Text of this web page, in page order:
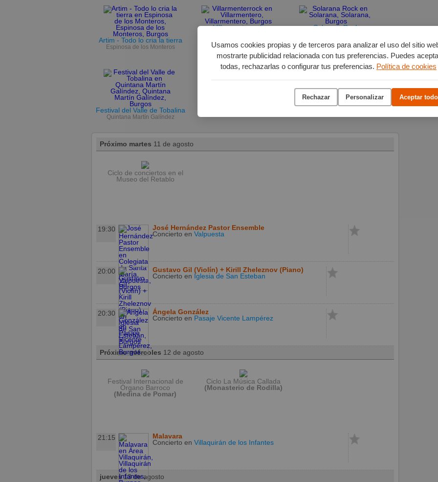
Usamos cookies propias y de terceros para analizar el uso del sitio
mostrarte publicidad relacionada con tus preferencias. Puedes
todas, rechazarlas o configurar tus preferencias. Política de cookies
Rechazar Personalizar Aceptar todo
Artim - Todo lo cria la tierra
Espinosa de los Monteros
Villarmenterrock Solarana Rock
Festival del Valle de Tobalina
Quintana Martín Galíndez
Próximo martes 11 de agosto
Ciclo de conciertos en el
Museo del Retablo
19:30
José Hernández Pastor Ensemble
Concierto en Valpuesta
20:00
Gustavo Gil (Violín) + Kirill Zheleznov (Piano)
Concierto en Iglesia de San Esteban
20:30
Ángela González
Concierto en Pasaje Vicente Lampérez
Próximo miércoles 12 de agosto
Festival Internacional de
Órgano Barroco
(Medina de Pomar)
Ciclo La Música Callada
(Monasterio de Rodilla)
21:15
Malavara
Concierto en Villaquirán de los Infantes
jueves13 de agosto